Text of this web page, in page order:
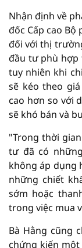
Nhận định về
đốc Cấp cao Bộ
đối với thị
đầu tư phù hợp
tuy nhiên khi
sẽ kéo theo
cao hơn so với
sẽ khó bán và
"Trong thời
tư đã có
không áp dụng
những chiết
sớm hoặc
trong việc mua
Bà Hằng cũng
chứng kiến